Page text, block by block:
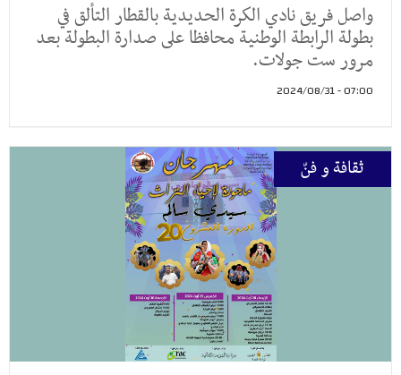
واصل فريق نادي الكرة الحديدية بالقطار التألق في
بطولة الرابطة الوطنية محافظا على صدارة البطولة بعد
مرور ست جولات.
07:00 - 2024/08/31
ثقافة و فنّ